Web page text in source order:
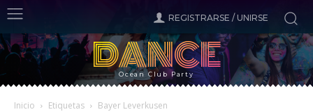
REGISTRARSE / UNIRSE
DANCE
Ocean Club Party
Inicio Etiquetas Bayer Leverkusen